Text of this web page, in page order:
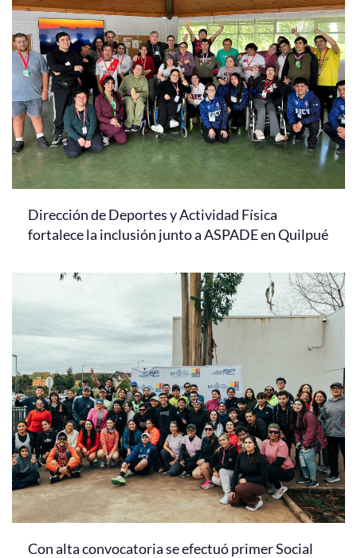
Dirección de Deportes y Actividad Física
fortalece la inclusión junto a ASPADE en Quilpué
Con alta convocatoria se efectuó primer Social